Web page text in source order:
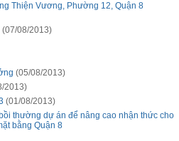
Thiện Vương, Phường 12, Quận 8
(07/08/2013)
(05/08/2013)
2013)
(01/08/2013)
thường dự án để nâng cao nhận thức cho
bằng Quận 8